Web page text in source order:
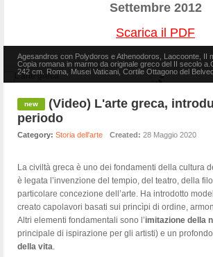
Settembre 2012
Scarica il PDF
Agesandros con Polydoros e Athenodoros, Laocoonte, II
Copia romana in marmo da originale greco del II secolo
242 cm. Roma, Musei Vaticani, Cortile Ottagono del
(Video) L'arte greca,
periodo
Category: Storia dell'arte Created: 28 Maggio 2020
La civiltà greca è uno dei fondamenti della cultura
è legata l’invenzione del tempio, del teatro, della
particolare concezione dell’arte. Ha introdotto
creato capolavori basati sui princìpi di ordine,
Altri elementi fondamentali sono l’imitazione della
principale di ispirazione per gli artisti) e un profondo
della vita.